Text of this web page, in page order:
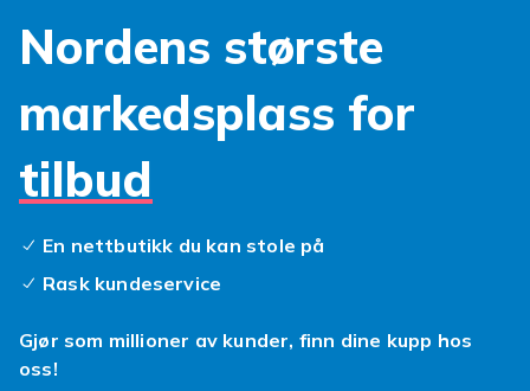
Nordens største
markedsplass for
tilbud
En nettbutikk du kan stole på
Rask kundeservice
Gjør som millioner av kunder, finn dine kupp hos
oss!